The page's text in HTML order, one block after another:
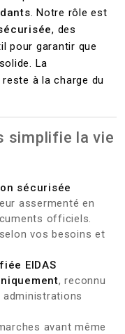
. Notre rôle est
, des
pour garantir que
La
à la charge du
simplifie la vie
sécurisée
assermenté en
officiels.
vos besoins et
EIDAS
, reconnu
administrations
avant même